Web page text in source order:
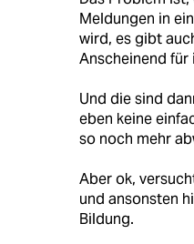
Meldungen in
wird, es gibt
Anscheinend für
Und die sind
eben keine
so noch mehr
Aber ok,
und ansonsten
Bildung.